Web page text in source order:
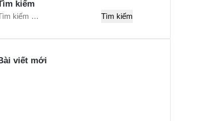
kiếm
viết mới